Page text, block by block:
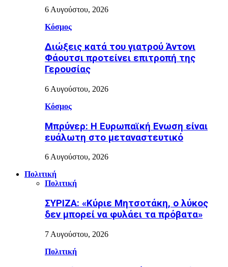
6 Αυγούστου, 2026
Κόσμος
Διώξεις κατά του γιατρού Άντονι
Φάουτσι προτείνει επιτροπή της
Γερουσίας
6 Αυγούστου, 2026
Κόσμος
Μπρύνερ: Η Ευρωπαϊκή Ενωση είναι
ευάλωτη στο μεταναστευτικό
6 Αυγούστου, 2026
Πολιτική
Πολιτική
ΣΥΡΙΖΑ: «Κύριε Μητσοτάκη, ο λύκος
δεν μπορεί να φυλάει τα πρόβατα»
7 Αυγούστου, 2026
Πολιτική